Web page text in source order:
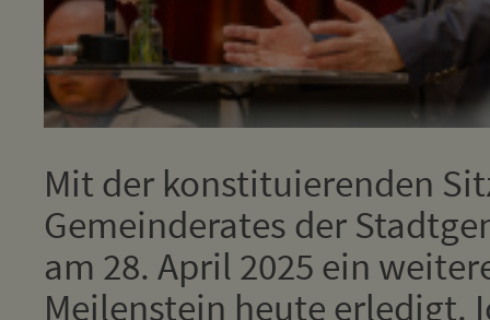
Mit der konstituierenden
Gemeinderates der
am 28. April 2025 ein
Meilenstein heute erledigt.